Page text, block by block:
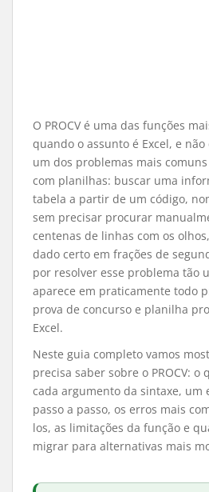
O PROCV é uma das funções
quando o assunto é Excel, e não
um dos problemas mais
com planilhas: buscar uma
tabela a partir de um código,
sem precisar procurar
centenas de linhas com os
dado certo em frações de
por resolver esse problema tão
aparece em praticamente todo
prova de concurso e planilha
Excel.
Neste guia completo vamos
precisa saber sobre o PROCV: o
cada argumento da sintaxe, um
passo a passo, os erros mais
los, as limitações da função e
migrar para alternativas mais